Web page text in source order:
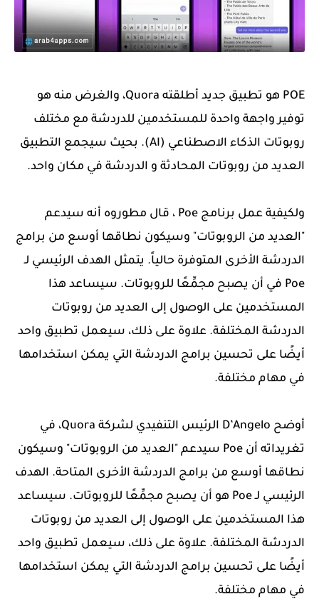
POE هو تطبيق جديد أطلقته Quora، والغرض منه هو
توفير واجهة واحدة للمستخدمين للدردشة مع مختلف
روبوتات الذكاء الاصطناعي (AI). بحيث سيجمع التطبيق
العديد من روبوتات المحادثة و الدردشة في مكان واحد.
ولكيفية عمل برنامج Poe ، قال مطوروه أنه سيدعم
"العديد من الروبوتات" وسيكون نطاقها أوسع من برامج
الدردشة الأخرى المتوفرة حالياً. يتمثل الهدف الرئيسي لـ
Poe في أن يصبح مجمِّعًا للروبوتات. سيساعد هذا
المستخدمين على الوصول إلى العديد من روبوتات
الدردشة المختلفة. علاوة على ذلك، سيعمل تطبيق واحد
أيضًا على تحسين برامج الدردشة التي يمكن استخدامها
في مهام مختلفة.
أوضح D’Angelo الرئيس التنفيدي لشركة Quora، في
تغريداته أن Poe سيدعم "العديد من الروبوتات" وسيكون
نطاقها أوسع من برامج الدردشة الأخرى المتاحة. الهدف
الرئيسي لـ Poe هو أن يصبح مجمِّعًا للروبوتات. سيساعد
هذا المستخدمين على الوصول إلى العديد من روبوتات
الدردشة المختلفة. علاوة على ذلك، سيعمل تطبيق واحد
أيضًا على تحسين برامج الدردشة التي يمكن استخدامها
في مهام مختلفة.